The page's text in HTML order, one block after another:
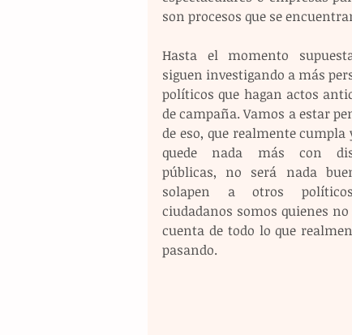
son procesos que se
Hasta el momento
siguen investigando a más
políticos que hagan actos
de campaña. Vamos a estar
de eso, que realmente cumpla
quede nada más con
públicas, no será nada
solapen a otros
ciudadanos somos quienes
cuenta de todo lo que
pasando.